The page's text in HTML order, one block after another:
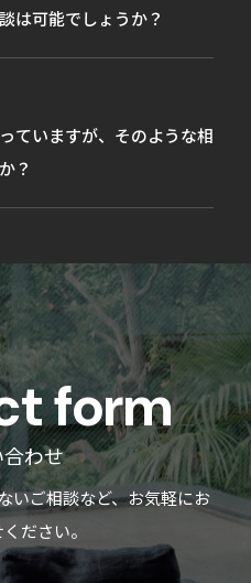
もご相談いただけます。
は可能でしょうか？
ー像や運用スキームを含め、
可能です。
ていますが、そのような相
？
める場合は、プロジェクトと
す。まずはお気軽にご相談く
form
わせ
いご相談など、お気軽にお
ださい。